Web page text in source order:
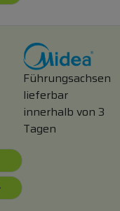
Führungsachsen
lieferbar
innerhalb von 3
Tagen